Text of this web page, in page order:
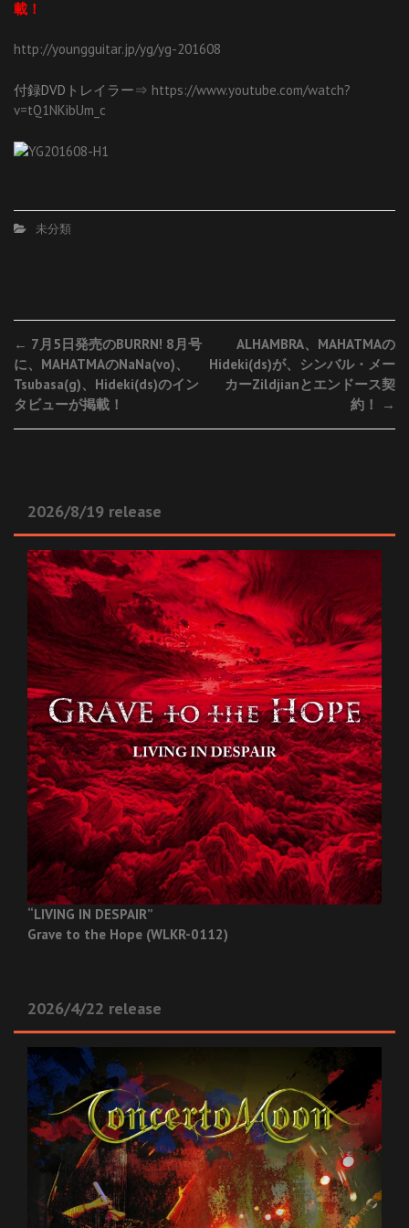
載！
http://youngguitar.jp/yg/yg-201608
付録DVDトレイラー⇒ https://www.youtube.com/watch?
v=tQ1NKibUm_c
未分類
Post
navigation
← 7月5日発売のBURRN! 8月号
に、MAHATMAのNaNa(vo)、
Tsubasa(g)、Hideki(ds)のイン
タビューが掲載！
ALHAMBRA、MAHATMAの
Hideki(ds)が、シンバル・メー
カーZildjianとエンドース契
約！
→
2026/8/19 release
“LIVING IN DESPAIR”
Grave to the Hope (WLKR-0112)
2026/4/22 release